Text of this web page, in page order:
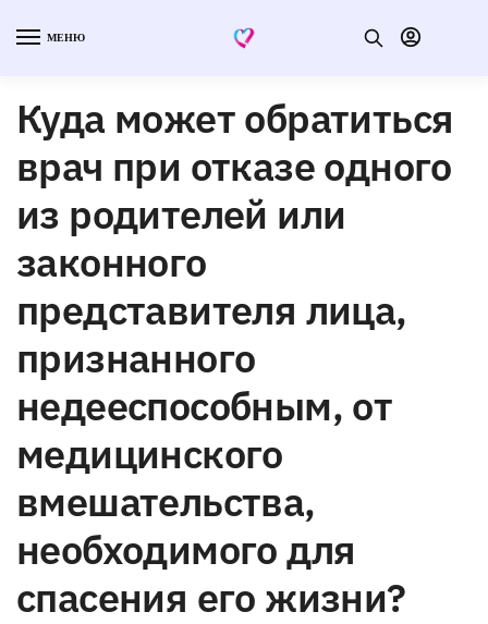
МЕНЮ
Куда может обратиться
врач при отказе одного
из родителей или
законного
представителя лица,
признанного
недееспособным, от
медицинского
вмешательства,
необходимого для
спасения его жизни?